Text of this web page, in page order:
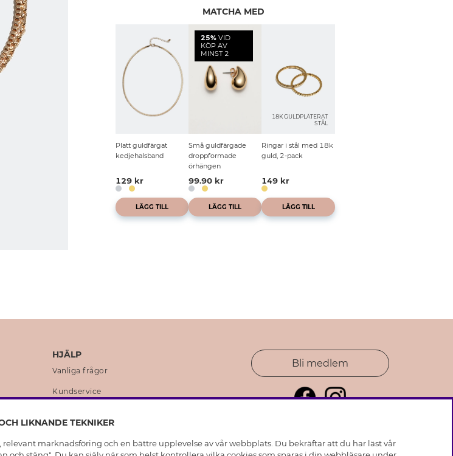
MATCHA MED
Platt guldfärgat
kedjehalsband
129 kr
LÄGG TILL
25% VID
KÖP AV
MINST 2
Små guldfärgade
droppformade
örhängen
99.90 kr
LÄGG TILL
18K GULDPLÄTERAT
STÅL
Ringar i stål med 18k
guld, 2-pack
149 kr
LÄGG TILL
HJÄLP
Vanliga frågor
Kundservice
Skötselråd skinnhandskar
Bli medlem
LIKNANDE TEKNIKER
marknadsföring och en bättre upplevelse av vår webbplats. Du bekräftar att du har läst vår